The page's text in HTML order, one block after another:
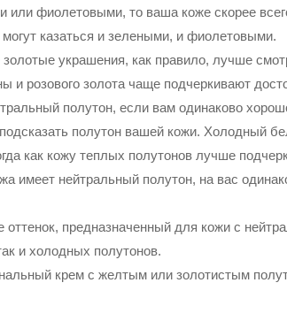
или фиолетовыми, то ваша коже скорее
казаться и зелеными, и фиолетовыми.
украшения, как правило, лучше
и розового золота чаще подчеркивают
полутон, если вам одинаково
полутон вашей кожи. Холодный
как кожу теплых полутонов лучше
имеет нейтральный полутон, на вас
предназначенный для кожи с
и холодных полутонов.
крем с желтым или золотистым